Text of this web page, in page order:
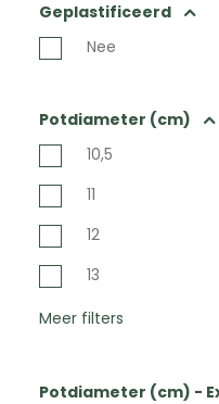
Geplastificeerd
Nee
Potdiameter (cm)
10,5
11
12
13
Meer filters
Potdiameter (cm) -